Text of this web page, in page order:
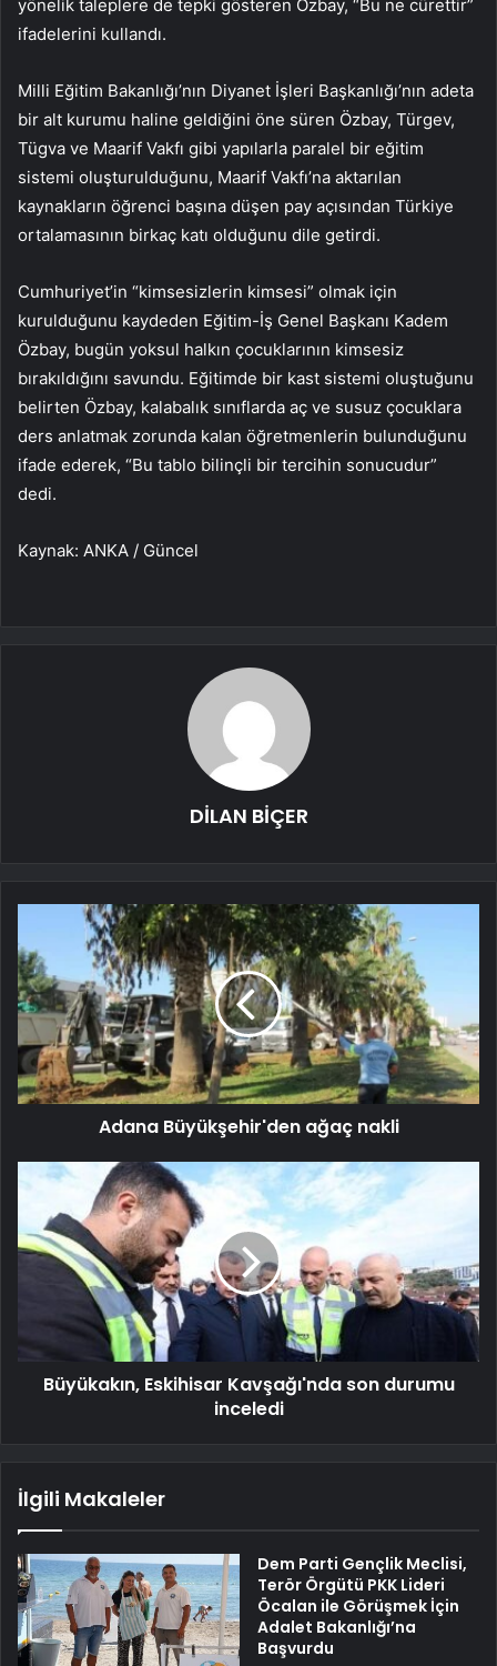
yönelik taleplere de tepki gösteren Özbay, “Bu ne cürettir”
ifadelerini kullandı.
Milli Eğitim Bakanlığı’nın Diyanet İşleri Başkanlığı’nın adeta
bir alt kurumu haline geldiğini öne süren Özbay, Türgev,
Tügva ve Maarif Vakfı gibi yapılarla paralel bir eğitim
sistemi oluşturulduğunu, Maarif Vakfı’na aktarılan
kaynakların öğrenci başına düşen pay açısından Türkiye
ortalamasının birkaç katı olduğunu dile getirdi.
Cumhuriyet’in “kimsesizlerin kimsesi” olmak için
kurulduğunu kaydeden Eğitim-İş Genel Başkanı Kadem
Özbay, bugün yoksul halkın çocuklarının kimsesiz
bırakıldığını savundu. Eğitimde bir kast sistemi oluştuğunu
belirten Özbay, kalabalık sınıflarda aç ve susuz çocuklara
ders anlatmak zorunda kalan öğretmenlerin bulunduğunu
ifade ederek, “Bu tablo bilinçli bir tercihin sonucudur”
dedi.
Kaynak: ANKA / Güncel
DİLAN BİÇER
Adana Büyükşehir'den ağaç nakli
Büyükakın, Eskihisar Kavşağı'nda son durumu
inceledi
İlgili Makaleler
Dem Parti Gençlik Meclisi,
Terör Örgütü PKK Lideri
Öcalan ile Görüşmek İçin
Adalet Bakanlığı’na
Başvurdu